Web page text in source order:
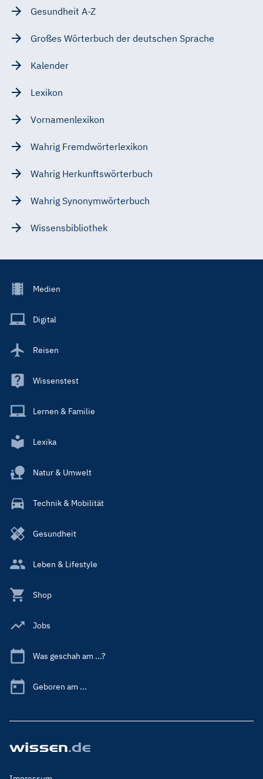
Gesundheit A-Z
Großes Wörterbuch der deutschen Sprache
Kalender
Lexikon
Vornamenlexikon
Wahrig Fremdwörterlexikon
Wahrig Herkunftswörterbuch
Wahrig Synonymwörterbuch
Wissensbibliothek
Footer
Main
Medien
Digital
Reisen
Wissenstest
Lernen & Familie
Lexika
Natur & Umwelt
Technik & Mobilität
Gesundheit
Leben & Lifestyle
Shop
Jobs
Was geschah am ...?
Geboren am ...